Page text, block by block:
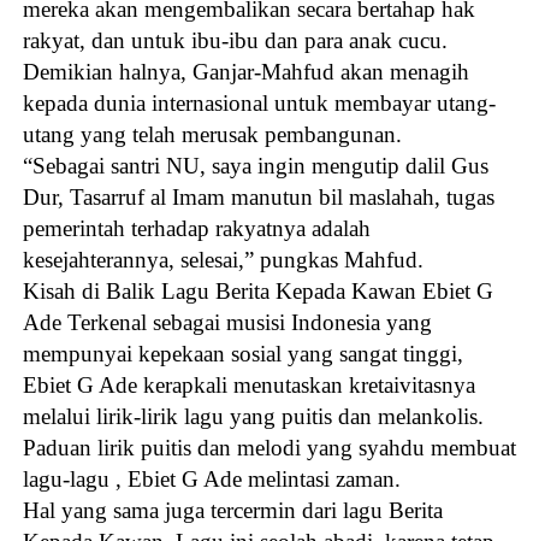
mereka akan mengembalikan secara bertahap hak
rakyat, dan untuk ibu-ibu dan para anak cucu.
Demikian halnya, Ganjar-Mahfud akan menagih
kepada dunia internasional untuk membayar utang-
utang yang telah merusak pembangunan.
“Sebagai santri NU, saya ingin mengutip dalil Gus
Dur, Tasarruf al Imam manutun bil maslahah, tugas
pemerintah terhadap rakyatnya adalah
kesejahterannya, selesai,” pungkas Mahfud.
Kisah di Balik Lagu Berita Kepada Kawan Ebiet G
Ade Terkenal sebagai musisi Indonesia yang
mempunyai kepekaan sosial yang sangat tinggi,
Ebiet G Ade kerapkali menutaskan kretaivitasnya
melalui lirik-lirik lagu yang puitis dan melankolis.
Paduan lirik puitis dan melodi yang syahdu membuat
lagu-lagu , Ebiet G Ade melintasi zaman.
Hal yang sama juga tercermin dari lagu Berita